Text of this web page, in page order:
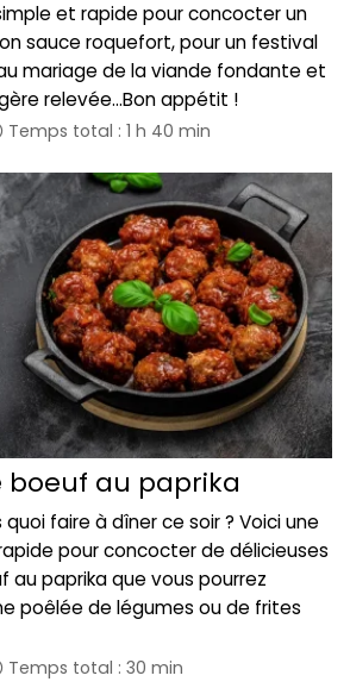
et rapide pour concocter un
sauce roquefort, pour un festival
mariage de la viande fondante et
relevée...Bon appétit !
Temps total : 1 h 40 min
boeuf au paprika
faire à dîner ce soir ? Voici une
pour concocter de délicieuses
paprika que vous pourrez
poêlée de légumes ou de frites
Temps total : 30 min